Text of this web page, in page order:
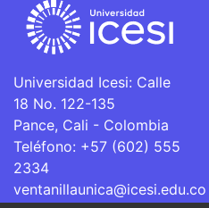
Universidad Icesi: Calle
18 No. 122-135
Pance, Cali - Colombia
Teléfono: +57 (602) 555
2334
ventanillaunica@icesi.edu.co